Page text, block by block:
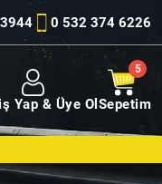
0 532 374 6226
Yap & Üye Ol Sepetim